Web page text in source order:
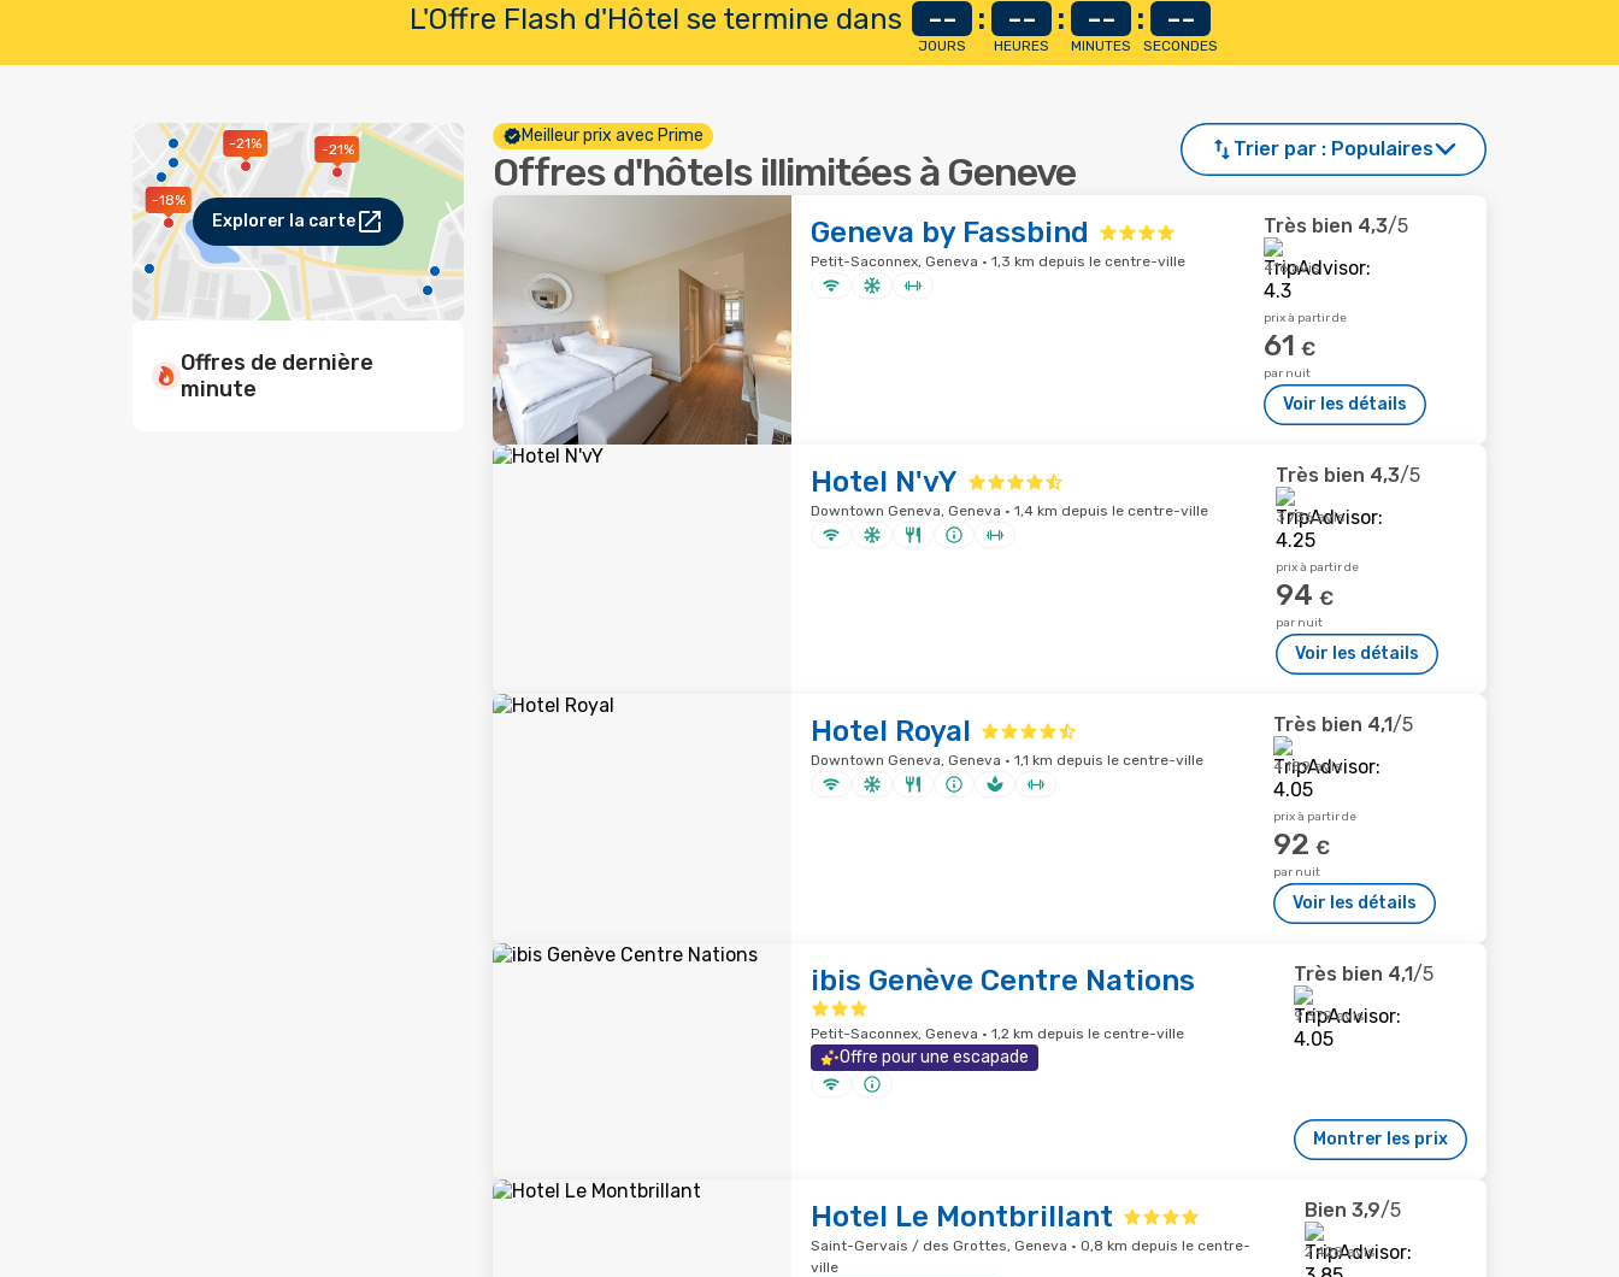
L'Offre Flash d'Hôtel se termine dans --
JOURS
: --
HEURES
: --
MINUTES
: --
SECONDES
-21%
-21%
-18%
Explorer la carte
Offres de dernière
minute
Meilleur prix avec Prime
Offres d'hôtels illimitées à Geneve
Trier par : Populaires
Geneva by Fassbind
Petit-Saconnex, Geneva · 1,3 km depuis le centre-ville
Très bien 4,3/5
416 avis
prix à partir de
61 €
par nuit
Voir les détails
Hotel N'vY
Downtown Geneva, Geneva · 1,4 km depuis le centre-ville
Très bien 4,3/5
3 736 avis
prix à partir de
94 €
par nuit
Voir les détails
Hotel Royal
Downtown Geneva, Geneva · 1,1 km depuis le centre-ville
Très bien 4,1/5
4 189 avis
prix à partir de
92 €
par nuit
Voir les détails
ibis Genève Centre Nations
Petit-Saconnex, Geneva · 1,2 km depuis le centre-ville
Offre pour une escapade
Très bien 4,1/5
9 379 avis
Montrer les prix
Hotel Le Montbrillant
Saint-Gervais / des Grottes, Geneva · 0,8 km depuis le centre-
ville
Bien 3,9/5
2 428 avis